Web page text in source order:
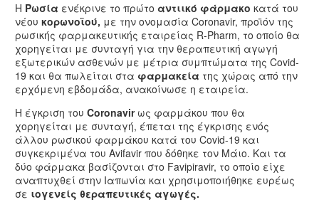
Η Ρωσία ενέκρινε το πρώτο αντιικό φάρμακο κατά του
νέου κορωνοϊού, με την ονομασία Coronavir, προϊόν της
ρωσικής φαρμακευτικής εταιρείας R-Pharm, το οποίο θα
χορηγείται με συνταγή για την θεραπευτική αγωγή
εξωτερικών ασθενών με μέτρια συμπτώματα της Covid-
19 και θα πωλείται στα φαρμακεία της χώρας από την
ερχόμενη εβδομάδα, ανακοίνωσε η εταιρεία.
Η έγκριση του Coronavirως φαρμάκου που θα
χορηγείται με συνταγή, έπεται της έγκρισης ενός
άλλου ρωσικού φαρμάκου κατά του Covid-19 και
συγκεκριμένα του Avifavir που δόθηκε τον Μάιο. Και τα
δύο φάρμακα βασίζονται στο Favipiravir, το οποίο είχε
αναπτυχθεί στην Ιαπωνία και χρησιμοποιήθηκε ευρέως
σε ιογενείς θεραπευτικές αγωγές.